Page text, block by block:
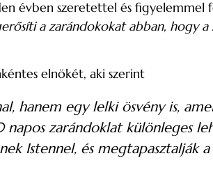
évben szeretettel és figyelemmel
a zarándokokat abban, hogy
elnökét, aki szerint
hanem egy lelki ösvény is,
napos zarándoklat különleges
Istennel, és megtapasztalják